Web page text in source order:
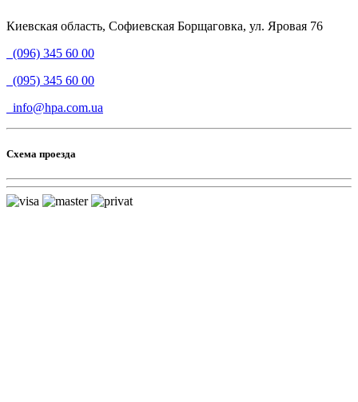
Киевская область, Софиевская Борщаговка, ул. Яровая 76
(096) 345 60 00
(095) 345 60 00
info@hpa.com.ua
Схема проезда